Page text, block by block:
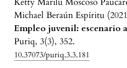
Michael Beraún Espíritu
Empleo juvenil: escenario
Puriq, 3(3), 352.
10.37073/puriq.3.3.181